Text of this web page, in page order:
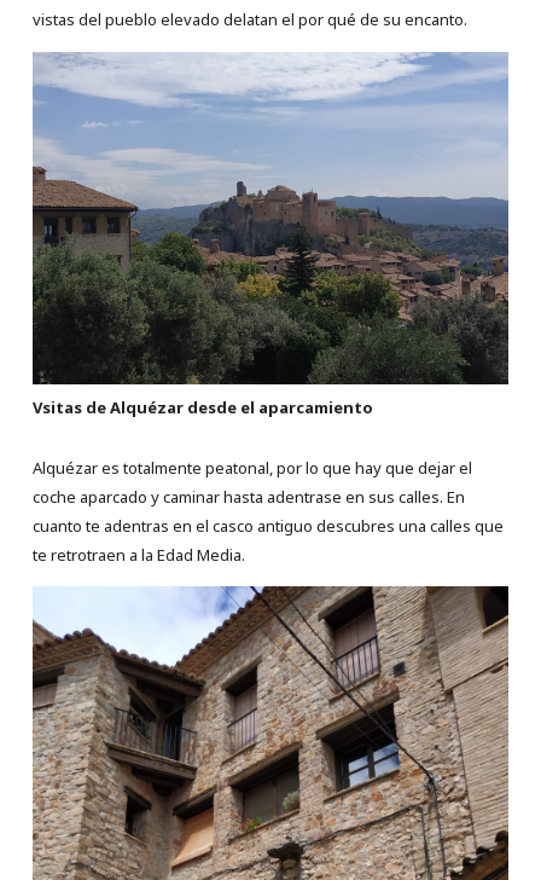
vistas del pueblo elevado delatan el por qué de su encanto.
Vsitas de Alquézar desde el aparcamiento
Alquézar es totalmente peatonal, por lo que hay que dejar el
coche aparcado y caminar hasta adentrase en sus calles. En
cuanto te adentras en el casco antiguo descubres una calles que
te retrotraen a la Edad Media.